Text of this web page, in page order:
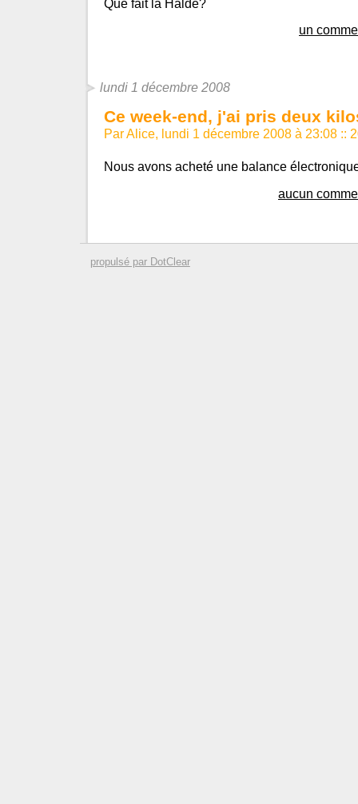
Que fait la Halde?
un
lundi 1 décembre 2008
Ce week-end, j'ai pris deux
Par Alice, lundi 1 décembre 2008 à 23:08 ::
Nous avons acheté une balance
aucun
propulsé par DotClear